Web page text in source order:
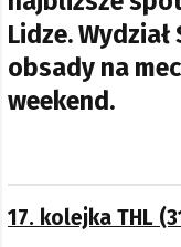
Lidze.
obsady na
weekend.
17. kolejka THL